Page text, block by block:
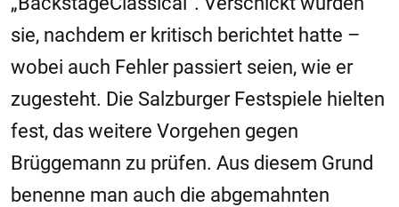
sie, nachdem er kritisch berichtet hatte –
wobei auch Fehler passiert seien, wie er
zugesteht. Die SalzburgerFestspiele hielten
fest, das weitere Vorgehen gegen
Brüggemann zu prüfen. Aus diesem Grund
benenne man auch die abgemahnten